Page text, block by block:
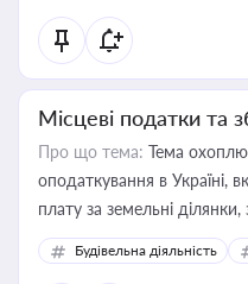
Місцеві податки та
Про що тема: Тема
оподаткування в Україні,
Будівельна діяльність